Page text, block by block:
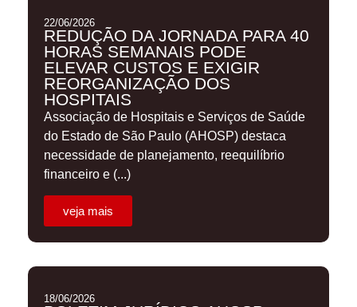
22/06/2026
REDUÇÃO DA JORNADA PARA 40
HORAS SEMANAIS PODE
ELEVAR CUSTOS E EXIGIR
REORGANIZAÇÃO DOS
HOSPITAIS
Associação de Hospitais e Serviços de Saúde
do Estado de São Paulo (AHOSP) destaca
necessidade de planejamento, reequilíbrio
financeiro e (...)
veja mais
18/06/2026